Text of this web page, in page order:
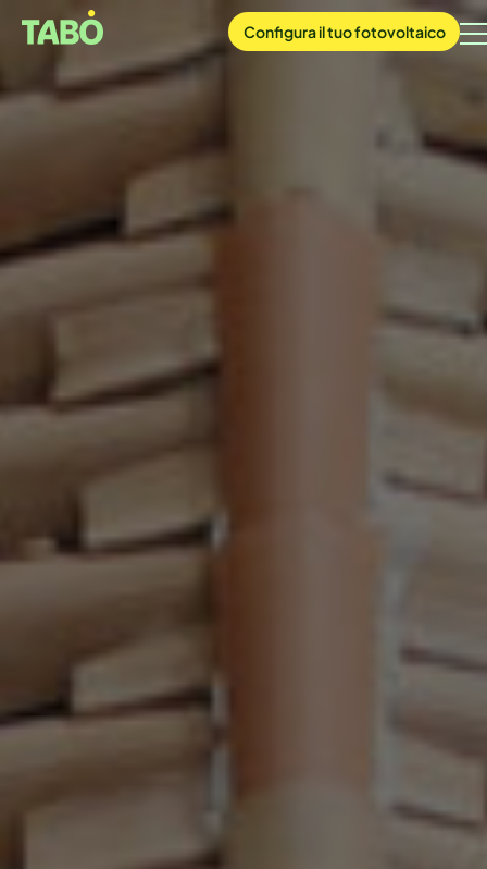
Configurail tuofotovoltaico